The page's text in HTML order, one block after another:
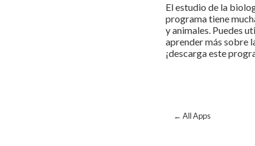
El estudio de la
programa tiene
y animales. Puedes
aprender más sobre
¡descarga este
← All Apps